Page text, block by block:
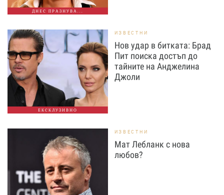
ДНЕС ПРАЗНУВА...
ЕКСКЛУЗИВНО
ИЗВЕСТНИ
Нов удар в битката: Брад
Пит поиска достъп до
тайните на Анджелина
Джоли
ИЗВЕСТНИ
Мат Лебланк с нова
любов?